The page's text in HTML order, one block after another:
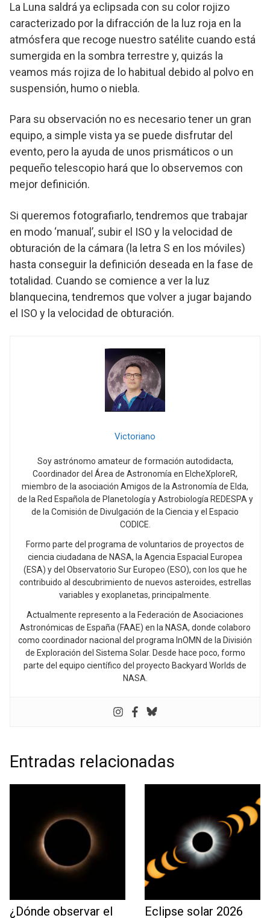
La Luna saldrá ya eclipsada con su color rojizo
caracterizado por la difracción de la luz roja en la
atmósfera que recoge nuestro satélite cuando está
sumergida en la sombra terrestre y, quizás la
veamos más rojiza de lo habitual debido al polvo en
suspensión, humo o niebla.
Para su observación no es necesario tener un gran
equipo, a simple vista ya se puede disfrutar del
evento, pero la ayuda de unos prismáticos o un
pequeño telescopio hará que lo observemos con
mejor definición.
Si queremos fotografiarlo, tendremos que trabajar
en modo ‘manual’, subir el ISO y la velocidad de
obturación de la cámara (la letra S en los móviles)
hasta conseguir la definición deseada en la fase de
totalidad. Cuando se comience a ver la luz
blanquecina, tendremos que volver a jugar bajando
el ISO y la velocidad de obturación.
Victoriano
Soy astrónomo amateur de formación autodidacta,
Coordinador del Área de Astronomía en ElcheXploreR,
miembro de la asociación Amigos de la Astronomía de Elda,
de la Red Española de Planetología y Astrobiología REDESPA y
de la Comisión de Divulgación de la Ciencia y el Espacio
CODICE.
Formo parte del programa de voluntarios de proyectos de
ciencia ciudadana de NASA, la Agencia Espacial Europea
(ESA) y del Observatorio Sur Europeo (ESO), con los que he
contribuido al descubrimiento de nuevos asteroides, estrellas
variables y exoplanetas, principalmente.
Actualmente represento a la Federación de Asociaciones
Astronómicas de España (FAAE) en la NASA, donde colaboro
como coordinador nacional del programa InOMN de la División
de Exploración del Sistema Solar. Desde hace poco, formo
parte del equipo científico del proyecto Backyard Worlds de
NASA.
Entradas relacionadas
¿Dónde observar el
Eclipse solar 2026